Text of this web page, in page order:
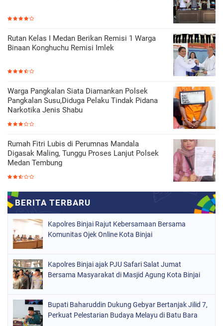
Rutan Kelas I Medan Berikan Remisi 1 Warga
Binaan Konghuchu Remisi Imlek
Warga Pangkalan Siata Diamankan Polsek
Pangkalan Susu,Diduga Pelaku Tindak Pidana
Narkotika Jenis Shabu
Rumah Fitri Lubis di Perumnas Mandala
Digasak Maling, Tunggu Proses Lanjut Polsek
Medan Tembung
Kapolres Binjai Rajut Kebersamaan Bersama
Komunitas Ojek Online Kota Binjai
Kapolres Binjai ajak PJU Safari Salat Jumat
Bersama Masyarakat di Masjid Agung Kota Binjai
Bupati Baharuddin Dukung Gebyar Bertanjak Jilid 7,
Perkuat Pelestarian Budaya Melayu di Batu Bara